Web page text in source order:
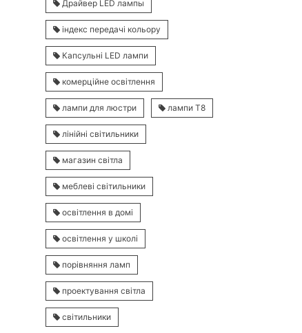
Драйвер LED лампы
індекс передачі кольору
Капсульні LED лампи
комерційне освітлення
лампи для люстри лампи Т8
лінійні світильники
магазин світла
меблеві світильники
освітлення в домі
освітлення у школі
порівняння ламп
проектування світла
світильники